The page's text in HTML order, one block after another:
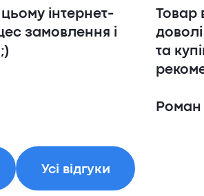
інтернет-
замовлення і
Товар
та
Роман
Усі відгуки